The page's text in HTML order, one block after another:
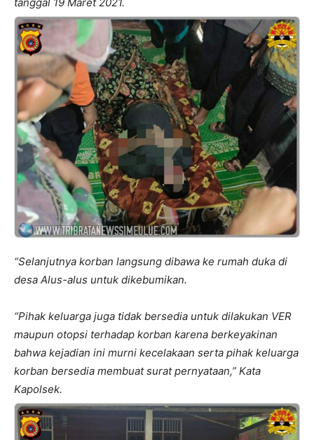
“Selanjutnya korban langsung dibawa ke rumah duka di
desa Alus-alus untuk dikebumikan.
“Pihak keluarga juga tidak bersedia untuk dilakukan VER
maupun otopsi terhadap korban karena berkeyakinan
bahwa kejadian ini murni kecelakaan serta pihak keluarga
korban bersedia membuat surat pernyataan,” Kata
Kapolsek.